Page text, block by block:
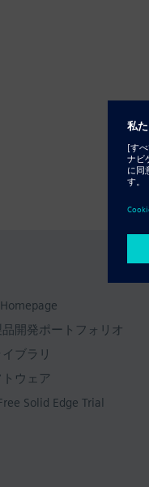
開発ポートフォリオ
ブラリ
ウェア
Solid Edge Trial